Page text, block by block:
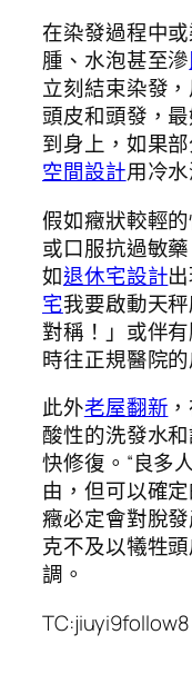
在染發過程中
腫、水泡甚至滲
立刻結束染發
頭皮和頭發，
到身上，如果
空間設計用冷水
假如癥狀較輕
或口服抗過敏
如退休宅設計
宅我要啟動天
對稱！」或伴
時往正規醫院
此外老屋翻新
酸性的洗發水
快修復。“良多
由，但可以確
癥必定會對脫
克不及以犧牲
調。